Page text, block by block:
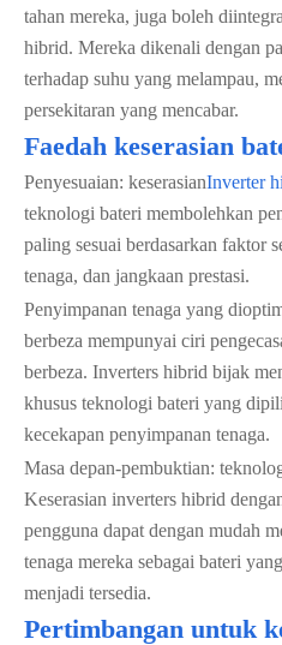
tahan mereka, juga boleh
hibrid. Mereka dikenali dengan
terhadap suhu yang melampau,
persekitaran yang mencabar.
Faedah keserasian
Penyesuaian: keserasianInverter
teknologi bateri membolehkan
paling sesuai berdasarkan faktor
tenaga, dan jangkaan prestasi.
Penyimpanan tenaga yang
berbeza mempunyai ciri
berbeza. Inverters hibrid bijak
khusus teknologi bateri yang
kecekapan penyimpanan tenaga.
Masa depan-pembuktian:
Keserasian inverters hibrid
pengguna dapat dengan mudah
tenaga mereka sebagai bateri
menjadi tersedia.
Pertimbangan untuk